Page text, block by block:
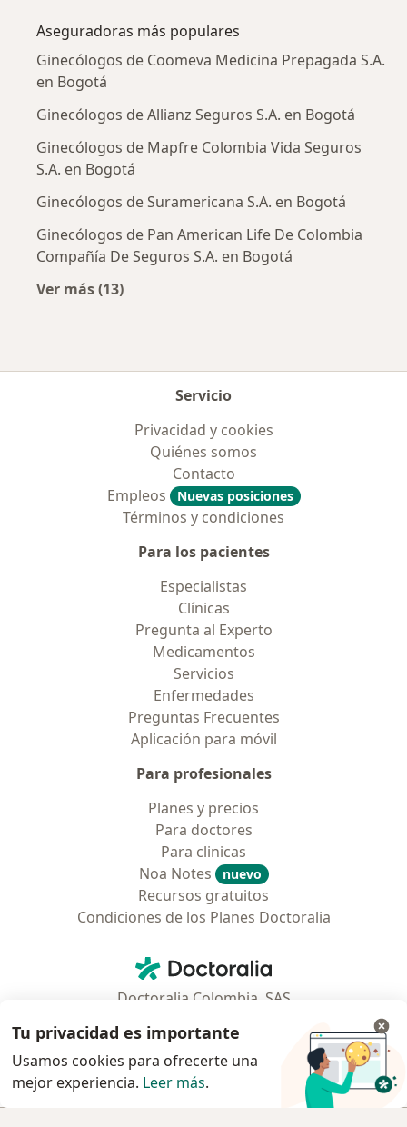
Aseguradoras más populares
Ginecólogos de Coomeva Medicina Prepagada S.A.
en Bogotá
Ginecólogos de Allianz Seguros S.A. en Bogotá
Ginecólogos de Mapfre Colombia Vida Seguros
S.A. en Bogotá
Ginecólogos de Suramericana S.A. en Bogotá
Ginecólogos de Pan American Life De Colombia
Compañía De Seguros S.A. en Bogotá
Ver más (13)
Servicio
Privacidad y cookies
Quiénes somos
Contacto
Empleos
Nuevas posiciones
Términos y condiciones
Para los pacientes
Especialistas
Clínicas
Pregunta al Experto
Medicamentos
Servicios
Enfermedades
Preguntas Frecuentes
Aplicación para móvil
Para profesionales
Planes y precios
Para doctores
Para clinicas
Noa Notes
nuevo
Recursos gratuitos
Condiciones de los Planes Doctoralia
Doctoralia - Página de inicio
Doctoralia Colombia, SAS
Municipio: Bogotá D.C., Colombia
Tu privacidad es importante
Usamos cookies para ofrecerte una
mejor experiencia. Leer más.